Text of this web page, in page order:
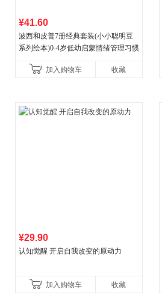
¥41.60
波西和皮普7册经典套装(小小聪明豆
系列绘本)0-4岁低幼启蒙情绪管理习惯
养好品质，发现快
加入购物车 收藏
¥29.90
认知觉醒 开启自我改变的原动力
加入购物车 收藏